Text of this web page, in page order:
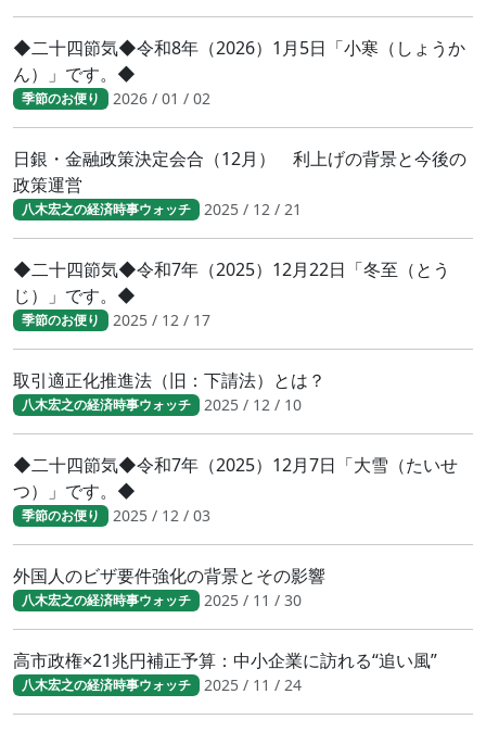
◆二十四節気◆令和8年（2026）1月5日「小寒（しょうか
ん）」です。◆
季節のお便り 2026 / 01 / 02
日銀・金融政策決定会合（12月） 利上げの背景と今後の
政策運営
八木宏之の経済時事ウォッチ 2025 / 12 / 21
◆二十四節気◆令和7年（2025）12月22日「冬至（とう
じ）」です。◆
季節のお便り 2025 / 12 / 17
取引適正化推進法（旧：下請法）とは？
八木宏之の経済時事ウォッチ 2025 / 12 / 10
◆二十四節気◆令和7年（2025）12月7日「大雪（たいせ
つ）」です。◆
季節のお便り 2025 / 12 / 03
外国人のビザ要件強化の背景とその影響
八木宏之の経済時事ウォッチ 2025 / 11 / 30
高市政権×21兆円補正予算：中小企業に訪れる“追い風”
八木宏之の経済時事ウォッチ 2025 / 11 / 24